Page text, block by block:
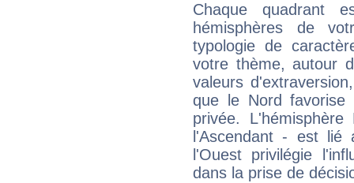
Chaque quadrant
hémisphères de
typologie de
votre thème, autour
valeurs
que le Nord favorise
privée.
l'Ascendant - est
l'Ouest privilégie
dans la prise de